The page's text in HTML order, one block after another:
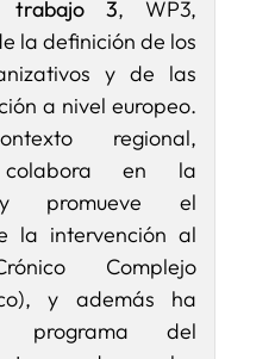
trabajo 3, WP3,
la definición de los
y de las
a nivel europeo.
regional,
colabora en la
promueve el
la intervención al
Complejo
y además ha
programa del